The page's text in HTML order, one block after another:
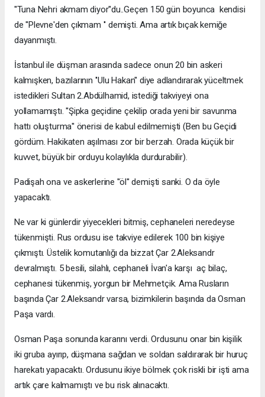
''Tuna Nehri akmam diyor''du..Geçen 150 gün boyunca kendisi
de ''Plevne'den çıkmam '' demişti. Ama artık bıçak kemiğe
dayanmıştı.
İstanbul ile düşman arasında sadece onun 20 bin askeri
kalmışken, bazılarının ''Ulu Hakan'' diye adlandırarak yüceltmek
istedikleri Sultan 2.Abdülhamid, istediği takviyeyi ona
yollamamıştı. ''Şipka geçidine çekilip orada yeni bir savunma
hattı oluşturma'' önerisi de kabul edilmemişti (Ben bu Geçidi
gördüm. Hakikaten aşılması zor bir berzah. Orada küçük bir
kuvvet, büyük bir orduyu kolaylıkla durdurabilir).
Padişah ona ve askerlerine ''öl'' demişti sanki. O da öyle
yapacaktı.
Ne var ki günlerdir yiyecekleri bitmiş, cephaneleri neredeyse
tükenmişti. Rus ordusu ise takviye edilerek 100 bin kişiye
çıkmıştı. Üstelik komutanlığı da bizzat Çar 2.Aleksandr
devralmıştı. 5 besili, silahlı, cephaneli İvan'a karşı aç bilaç,
cephanesi tükenmiş, yorgun bir Mehmetçik. Ama Rusların
başında Çar 2.Aleksandr varsa, bizimkilerin başında da Osman
Paşa vardı.
Osman Paşa sonunda kararını verdi. Ordusunu onar bin kişilik
iki gruba ayırıp, düşmana sağdan ve soldan saldırarak bir huruç
harekatı yapacaktı. Ordusunu ikiye bölmek çok riskli bir işti ama
artık çare kalmamıştı ve bu risk alınacaktı.